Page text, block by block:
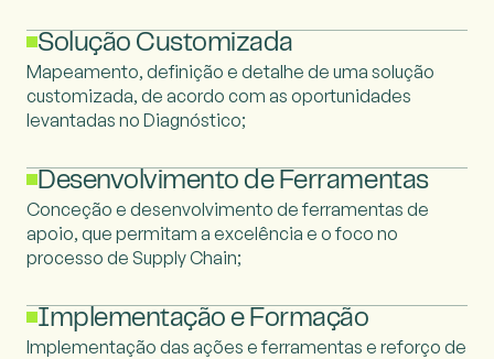
Solução Customizada
Mapeamento, definição e detalhe de uma solução
customizada, de acordo com as oportunidades
levantadas no Diagnóstico;
Desenvolvimento de Ferramentas
Conceção e desenvolvimento de ferramentas de
apoio, que permitam a excelência e o foco no
processo de Supply Chain;
Implementação e Formação
Implementação das ações e ferramentas e reforço de